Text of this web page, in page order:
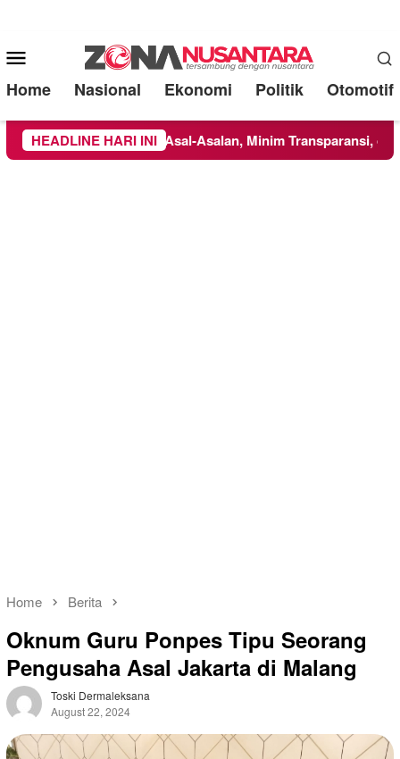
Mobile
Menu
Home Nasional Ekonomi Politik Otomotif
HEADLINE HARI INI
Asal-Asalan, Minim Transparansi, dan Abaikan K3
Home Berita
Oknum Guru Ponpes Tipu Seorang
Pengusaha Asal Jakarta di Malang
Toski Dermaleksana
August 22, 2024